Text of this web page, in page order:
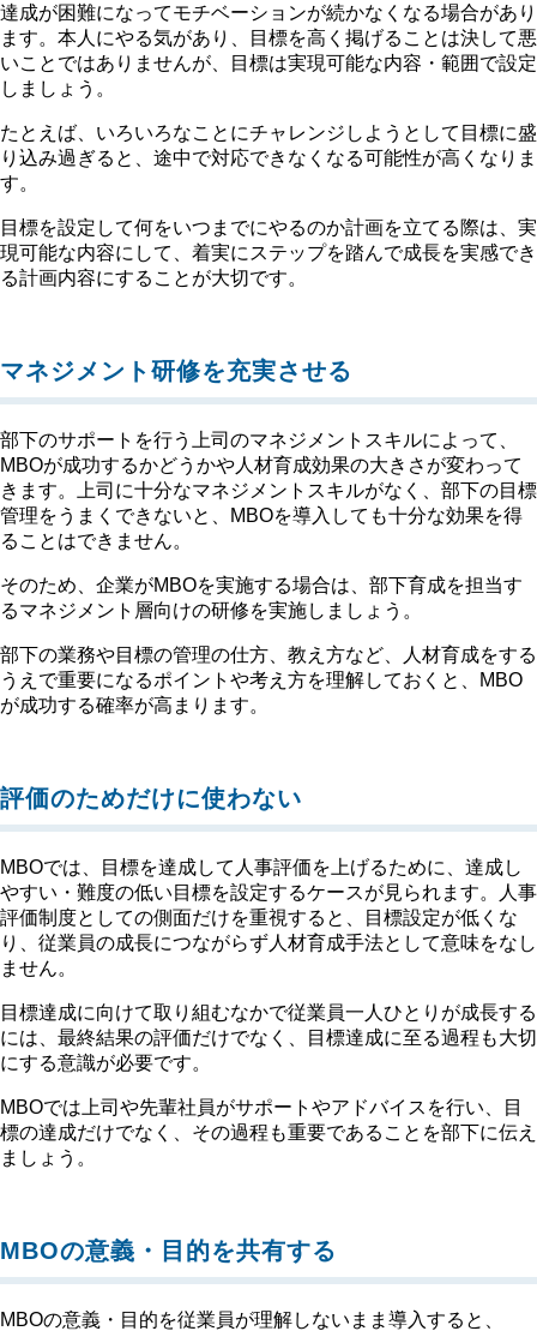
達成が困難になってモチベーションが続かなくなる場合があり
ます。本人にやる気があり、目標を高く掲げることは決して悪
いことではありませんが、目標は実現可能な内容・範囲で設定
しましょう。
たとえば、いろいろなことにチャレンジしようとして目標に盛
り込み過ぎると、途中で対応できなくなる可能性が高くなりま
す。
目標を設定して何をいつまでにやるのか計画を立てる際は、実
現可能な内容にして、着実にステップを踏んで成長を実感でき
る計画内容にすることが大切です。
マネジメント研修を充実させる
部下のサポートを行う上司のマネジメントスキルによって、
MBOが成功するかどうかや人材育成効果の大きさが変わって
きます。上司に十分なマネジメントスキルがなく、部下の目標
管理をうまくできないと、MBOを導入しても十分な効果を得
ることはできません。
そのため、企業がMBOを実施する場合は、部下育成を担当す
るマネジメント層向けの研修を実施しましょう。
部下の業務や目標の管理の仕方、教え方など、人材育成をする
うえで重要になるポイントや考え方を理解しておくと、MBO
が成功する確率が高まります。
評価のためだけに使わない
MBOでは、目標を達成して人事評価を上げるために、達成し
やすい・難度の低い目標を設定するケースが見られます。人事
評価制度としての側面だけを重視すると、目標設定が低くな
り、従業員の成長につながらず人材育成手法として意味をなし
ません。
目標達成に向けて取り組むなかで従業員一人ひとりが成長する
には、最終結果の評価だけでなく、目標達成に至る過程も大切
にする意識が必要です。
MBOでは上司や先輩社員がサポートやアドバイスを行い、目
標の達成だけでなく、その過程も重要であることを部下に伝え
ましょう。
MBOの意義・目的を共有する
MBOの意義・目的を従業員が理解しないまま導入すると、